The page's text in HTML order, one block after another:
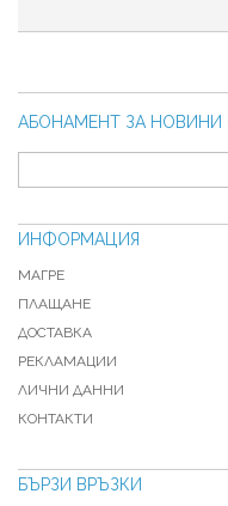
АБОНАМЕНТ ЗА НОВИНИ
ИНФОРМАЦИЯ
МАГРЕ
ПЛАЩАНЕ
ДОСТАВКА
РЕКЛАМАЦИИ
ЛИЧНИ ДАННИ
КОНТАКТИ
БЪРЗИ ВРЪЗКИ